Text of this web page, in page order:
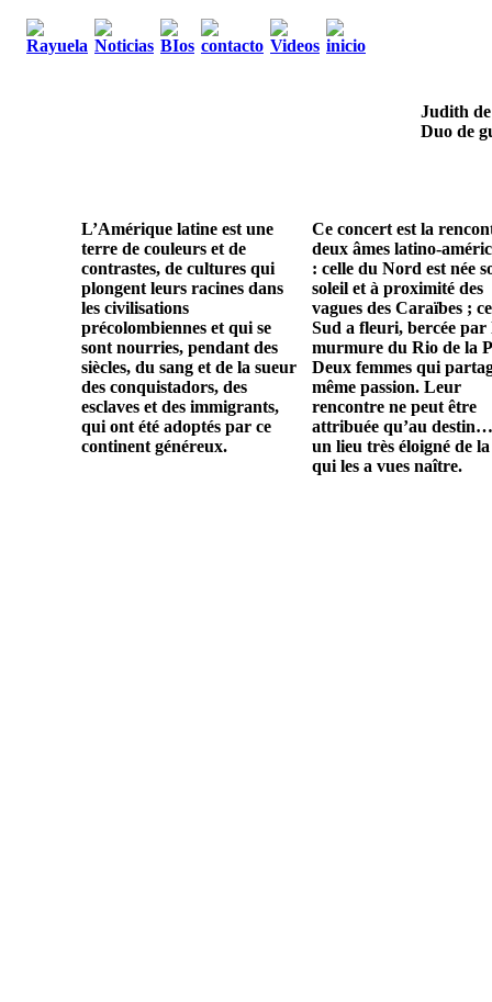
Judith
Duo de
L’Amérique latine est une
terre de couleurs et de
contrastes, de cultures qui
plongent leurs racines dans
les civilisations
précolombiennes et qui se
sont nourries, pendant des
siècles, du sang et de la sueur
des conquistadors, des
esclaves et des immigrants,
qui ont été adoptés par ce
continent généreux.
Ce concert est la
deux âmes latino-
: celle du Nord est née
soleil et à proximité des
vagues des Caraïbes ;
Sud a fleuri, bercée par
murmure du Rio de la
Deux femmes qui
même passion. Leur
rencontre ne peut être
attribuée qu’au
un lieu très éloigné de
qui les a vues naître.